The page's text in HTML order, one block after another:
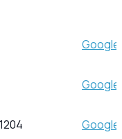
Google
Google
Google